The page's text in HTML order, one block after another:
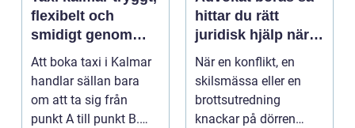
flexibelt och
smidigt genom
hela resan
Att boka taxi i Kalmar
handlar sällan bara
om att ta sig från
punkt A till punkt B.
hittar du rätt
juridisk hjälp när
livet krånglar
När en konflikt, en
skilsmässa eller en
brottsutredning
knackar på dörren